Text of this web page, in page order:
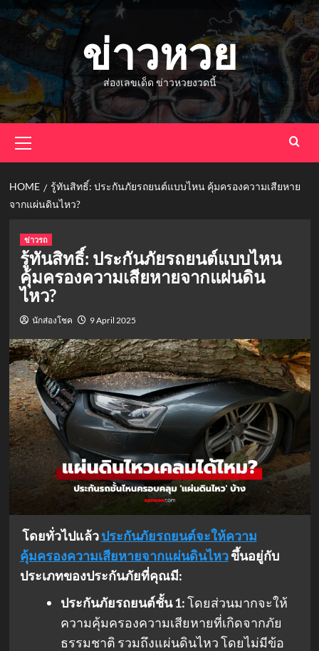
Skip
ข่าวหวย
ส่องเลขเด็ด ข่าวหวยงวดนี้
Menu
HOME
รู้ทันสิทธิ์: ประกันภัยรถยนต์แบบไหน คุ้มครองความเสียหาย
จากแผ่นดินไหว?
ข่าวรถ
รู้ทันสิทธิ์: ประกันภัยรถยนต์แบบไหน
คุ้มครองความเสียหายจากแผ่นดิน
ไหว?
นักส่องโชค 9 April 2025
โดยทั่วไปแล้วประกันภัยรถยนต์จะให้ความ
คุ้มครองความเสียหายจากแผ่นดินไหวขึ้นอยู่กับ
ประเภทของประกันภัยที่คุณมี:
ประกันภัยรถยนต์ชั้น 1:โดยส่วนมากจะให้
ความคุ้มครองความเสียหายที่เกิดจากภัย
ธรรมชาติ รวมถึงแผ่นดินไหว โดยไม่มีข้อ